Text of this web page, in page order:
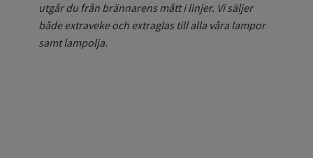
utgår du från brännarens mått i linjer. Vi säljer
både extraveke och extraglas till alla våra lampor
samt lampolja.